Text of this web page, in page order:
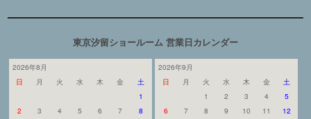
東京汐留ショールーム 営業日カレンダー
2026年8月
日
月 火 水 木 金
土
1
2
3 4 5 6 7
8
2026年9月
日
月 火 水 木 金
土
1
2 3 4
5
6
7 8 9 10 11
12